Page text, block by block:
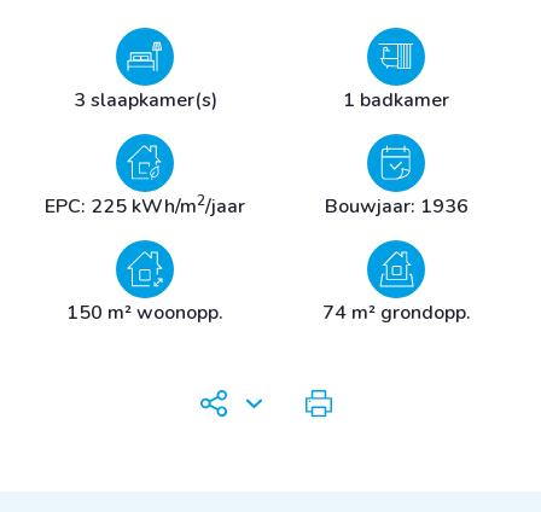
3 slaapkamer(s) 1 badkamer
EPC: 225 kWh/m2/jaar Bouwjaar: 1936
150 m² woonopp. 74 m² grondopp.